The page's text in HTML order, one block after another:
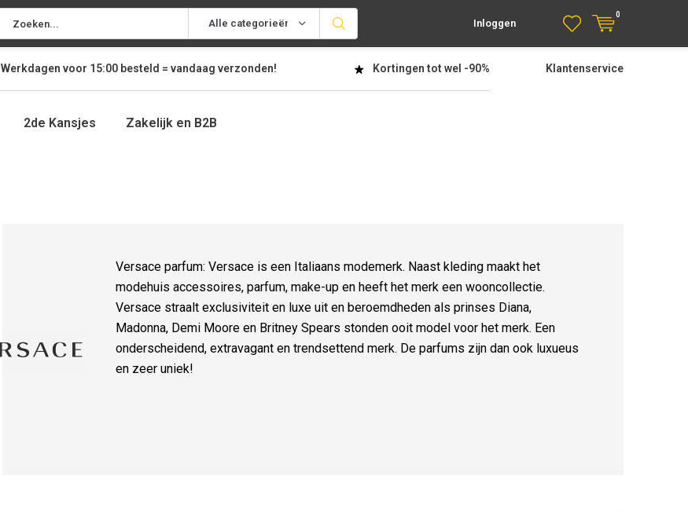
Alle categorieën Inloggen
0
Werkdagen voor 15:00besteld = vandaag verzonden! Kortingen tot wel -90% Klantenservice
2de Kansjes Zakelijk en B2B
Versace parfum: Versace is een Italiaans modemerk. Naast kleding maakt het
modehuis accessoires, parfum, make-up en heeft het merk een wooncollectie.
Versace straalt exclusiviteit en luxe uit en beroemdheden als prinses Diana,
Madonna, Demi Moore en Britney Spears stonden ooit model voor het merk. Een
onderscheidend, extravagant en trendsettend merk. De parfums zijn dan ook luxueus
en zeer uniek!